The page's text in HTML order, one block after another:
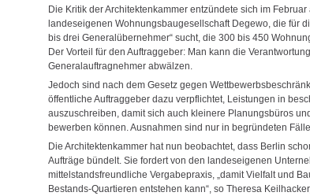
Die Kritik der Architektenkammer entzündete sich im
landeseigenen Wohnungsbaugesellschaft Degewo, die für
bis drei Generalübernehmer“ sucht, die 300 bis 450
Der Vorteil für den Auftraggeber: Man kann die
Generalauftragnehmer abwälzen.
Jedoch sind nach dem Gesetz gegen
öffentliche Auftraggeber dazu verpflichtet, Leistungen in
auszuschreiben, damit sich auch kleinere Planungsbüros
bewerben können. Ausnahmen sind nur in begründeten
Die Architektenkammer hat nun beobachtet, dass Berlin
Aufträge bündelt. Sie fordert von den landeseigenen
mittelstandsfreundliche Vergabepraxis, „damit Vielfalt und
Bestands-Quartieren entstehen kann“, so Theresa